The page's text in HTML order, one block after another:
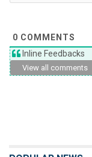
0 COMMENTS
Inline Feedbacks
View all comments